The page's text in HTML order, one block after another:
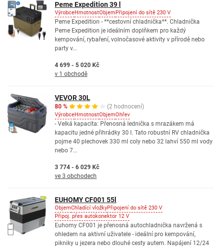
Peme Expedition 39 l
VýrobceHmotnostObjemPřipojení do sítě 230 V
Peme Expedition - **cestovní chladnička**. Chladnička
Peme Expedition je ideálním doplňkem pro každý
kempování, rybaření, volnočasové aktivity v přírodě nebo
party v...
4 699 - 5 020 Kč
v 1 obchodě
VEVOR 30L
80 % (2 hodnocení)
VýrobceHmotnostObjemOhřev
- Velká kapacita: Přenosná lednička s mrazákem má
kapacitu jedné přihrádky 30 l. Tato robustní RV chladnička
pojme 40 plechovek 330 ml coly nebo 32 lahví 550 ml vody
nebo 7...
3 774 - 6 029 Kč
ve 3 obchodech
EUHOMY CF001 55l
ObjemChladící vložkyPřipojení do sítě 230 V
Připoj. přes autokonektor 12 V
Euhomy CF001 je přenosná autochladnička navržená s
ohledem na aktivní uživatele - ideální pro kempování,
pikniky u jezera nebo dlouhé cesty autem. Napájení 12/24